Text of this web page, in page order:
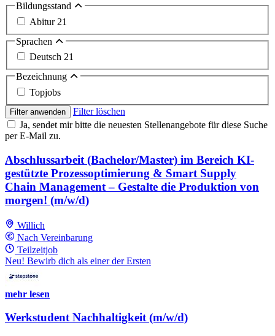
Bildungsstand
Abitur 21
Sprachen
Deutsch 21
Bezeichnung
Topjobs
Filter anwenden
Filter löschen
Ja, sendet mir bitte die neuesten Stellenangebote für diese Suche
per E-Mail zu.
Abschlussarbeit (Bachelor/Master) im Bereich KI-
gestützte Prozessoptimierung & Smart Supply
Chain Management – Gestalte die Produktion von
morgen! (m/w/d)
Willich
Nach Vereinbarung
Teilzeitjob
Neu! Bewirb dich als einer der Ersten
mehr lesen
Werkstudent Nachhaltigkeit (m/w/d)